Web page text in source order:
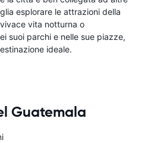
esplorare le attrazioni della
vita notturna o
suoi parchi e nelle sue piazze,
ideale.
Guatemala